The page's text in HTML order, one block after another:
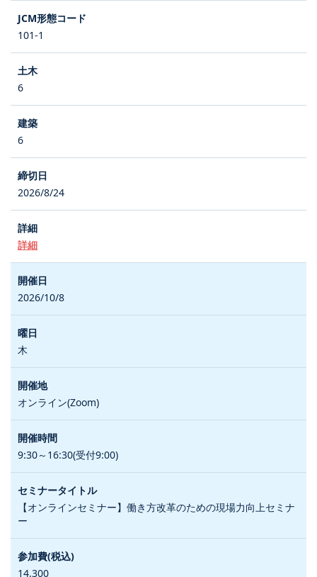
101-1
6
6
2026/8/24
詳細
2026/10/8
木
オンライン(Zoom)
9:30～16:30(受付9:00)
【オンラインセミナー】働き方改革のための現場力向上セミナ
ー
14,300